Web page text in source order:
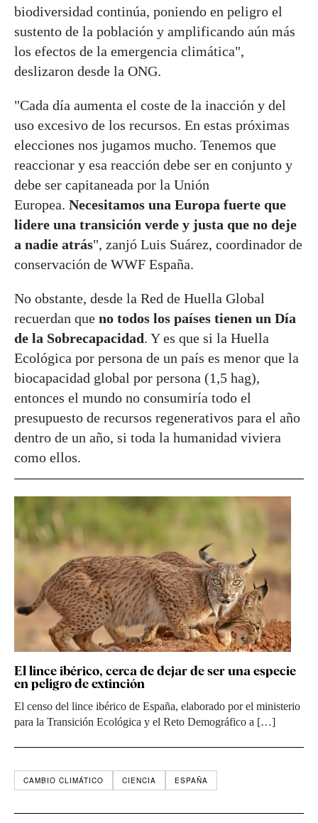
biodiversidad continúa, poniendo en peligro el
sustento de la población y amplificando aún más
los efectos de la emergencia climática",
deslizaron desde la ONG.
"Cada día aumenta el coste de la inacción y del
uso excesivo de los recursos. En estas próximas
elecciones nos jugamos mucho. Tenemos que
reaccionar y esa reacción debe ser en conjunto y
debe ser capitaneada por la Unión
Europea. Necesitamos una Europa fuerte que
lidere una transición verde y justa que no deje
a nadie atrás", zanjó Luis Suárez, coordinador de
conservación de WWF España.
No obstante, desde la Red de Huella Global
recuerdan que no todos los países tienen un Día
de la Sobrecapacidad. Y es que si la Huella
Ecológica por persona de un país es menor que la
biocapacidad global por persona (1,5 hag),
entonces el mundo no consumiría todo el
presupuesto de recursos regenerativos para el año
dentro de un año, si toda la humanidad viviera
como ellos.
El lince ibérico, cerca de dejar de ser una especie
en peligro de extinción
El censo del lince ibérico de España, elaborado por el ministerio
para la Transición Ecológica y el Reto Demográfico a […]
CAMBIO CLIMÁTICO CIENCIA ESPAÑA